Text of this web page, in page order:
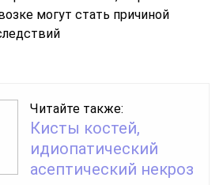
могут стать причиной
Читайте также:
Кисты костей,
идиопатический
асептический некроз